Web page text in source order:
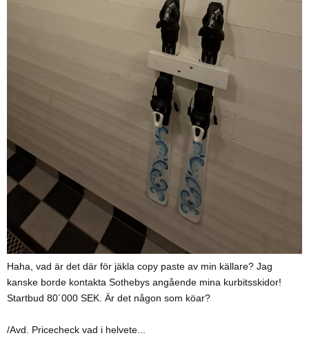
Haha, vad är det där för jäkla copy paste av min källare? Jag
kanske borde kontakta Sothebys angående mina kurbitsskidor!
Startbud 80´000 SEK. Är det någon som köar?
/Avd. Pricecheck vad i helvete...